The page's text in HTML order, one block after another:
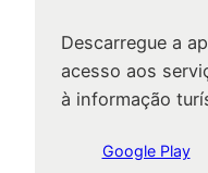
Descarregue a
acesso aos
à informação
Google Play